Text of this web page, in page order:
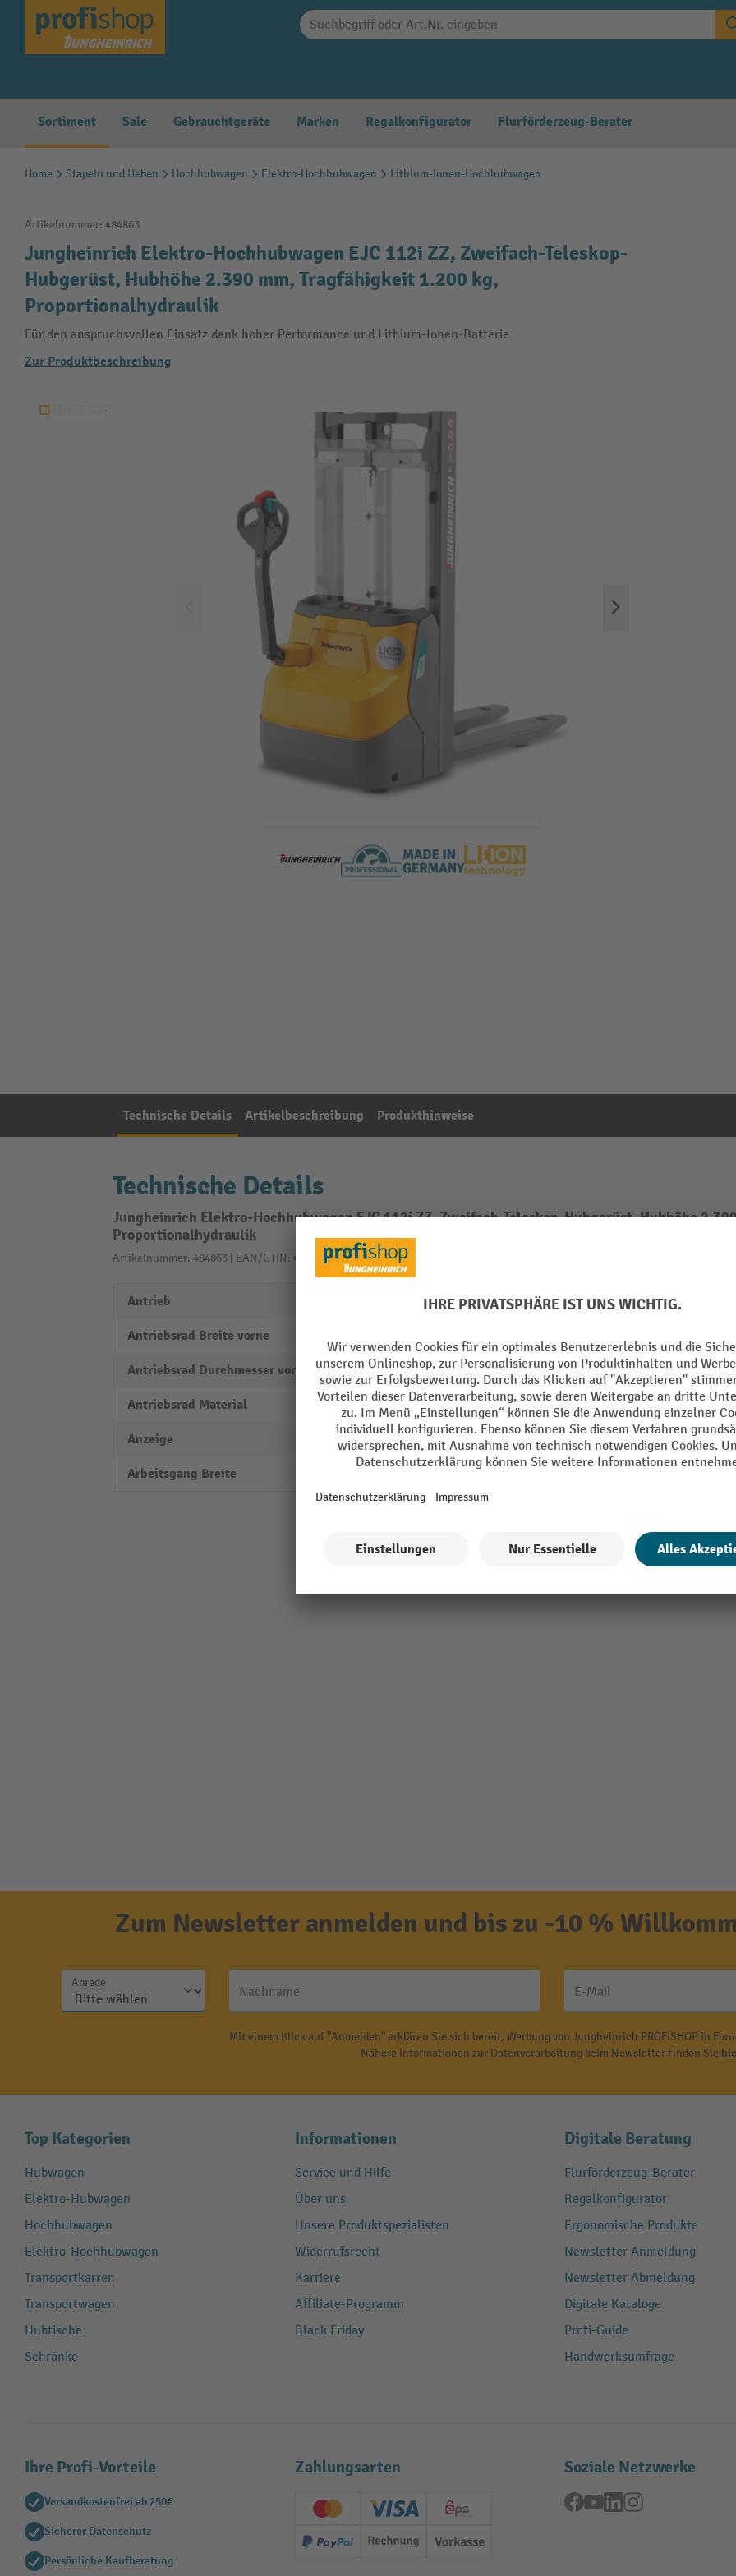
Zur Hauptnavigation springen
Sortiment Sale Gebrauchtgeräte Marken Regalkonfigurator Flurförderzeug-Berater
Home Stapeln und Heben Hochhubwagen Elektro-Hochhubwagen Lithium-Ionen-Hochhubwagen
Artikelnummer: 484863
Jungheinrich Elektro-Hochhubwagen EJC 112i ZZ, Zweifach-Teleskop-
Hubgerüst, Hubhöhe 2.390 mm, Tragfähigkeit 1.200 kg,
Proportionalhydraulik
Für den anspruchsvollen Einsatz dank hoher Performance und Lithium-Ionen-Batterie
Zur Produktbeschreibung
Technische Details Artikelbeschreibung Produkthinweise
Technische Details
Jungheinrich Elektro-Hochhubwagen EJC 112i ZZ, Zweifach-Teleskop-Hubgerüst, Hubhöhe
Proportionalhydraulik
Artikelnummer: 484863 | EAN/GTIN: 4055091316932Aus der Kategorie:
Antrieb
Antriebsrad Breite vorne
Antriebsrad Durchmesser vorne 230 mm
Antriebsrad Material Polyurethan (PU)
Anzeige 2 Zoll Display
Arbeitsgang Breite
Gabel Tragbreite
Gabelrolle Durchmesser
Gabelrolle Material
Gabelrollen Ausstattung
Alle technische Details anzeigen
Zum Newsletter anmelden und bis zu -10 %
Anrede
Nachname E-Mail
Mit einem Klick auf "Anmelden" erklären Sie sich bereit, Werbung von Jungheinrich PROFISHOP in
Nähere Informationen zur Datenverarbeitung beim Newsletter finden Sie
Top Kategorien
Hubwagen
Elektro-Hubwagen
Hochhubwagen
Elektro-Hochhubwagen
Transportkarren
Transportwagen
Hubtische
Schränke
Informationen
Service und Hilfe
Über uns
Unsere Produktspezialisten
Widerrufsrecht
Karriere
Affiliate-Programm
Black Friday
Digitale Beratung
Flurförderzeug-Berater
Regalkonfigurator
Ergonomische Produkte
Newsletter Anmeldung
Newsletter Abmeldung
Digitale Kataloge
Profi-Guide
Handwerksumfrage
Ihre Profi-Vorteile
Versandkostenfrei ab 250€
Sicherer Datenschutz
Persönliche Kaufberatung
Zahlungsarten
Creditcard (Master)Creditcard (Visa)
EPS
PayPal Rechnung Vorkasse
Soziale Netzwerke
Facebook
YouTubeLinkedInInstagram